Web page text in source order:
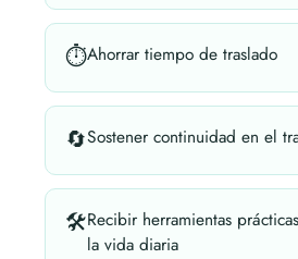
⏱Ahorrar tiempo de traslado
🔄Sostener continuidad en el
🛠Recibir herramientas
la vida diaria